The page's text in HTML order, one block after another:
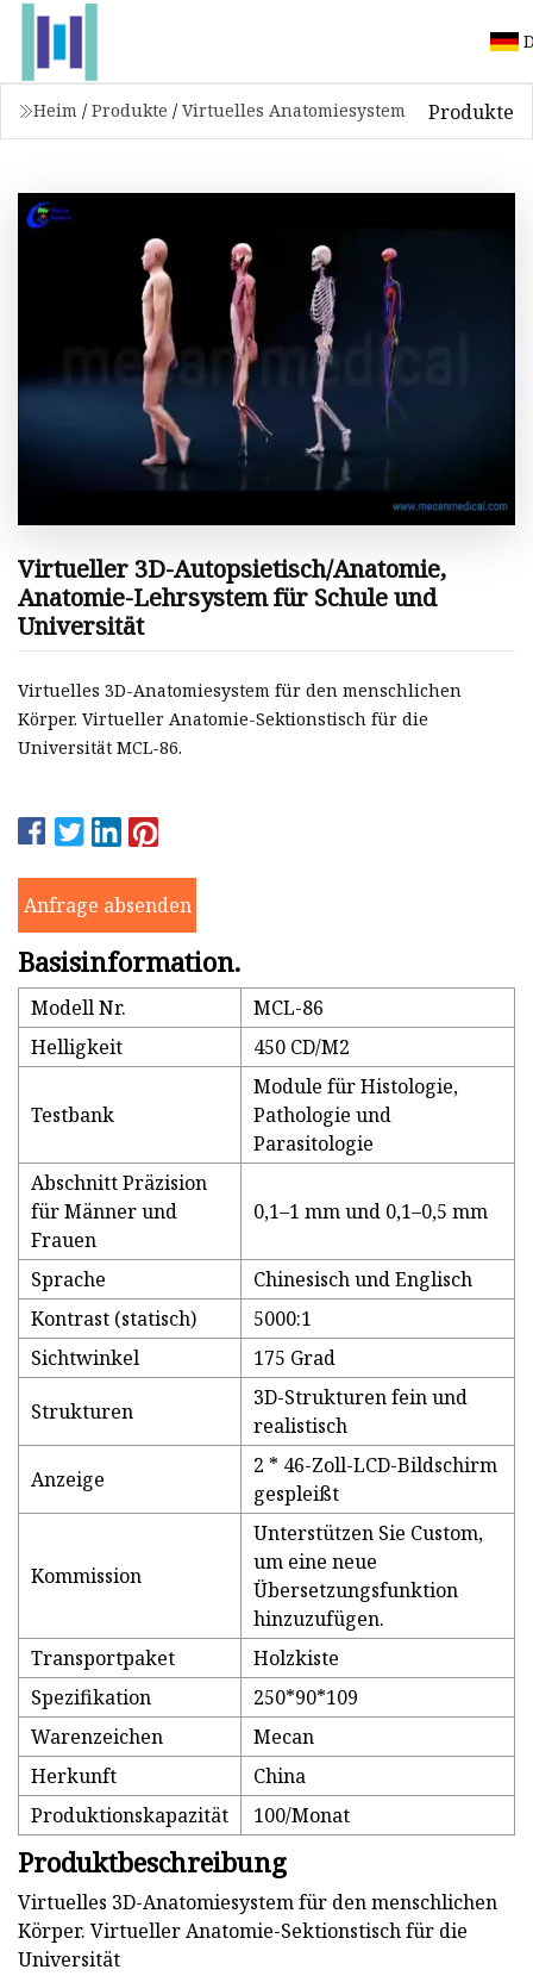
Heim / Produkte / Virtuelles Anatomiesystem Produkte
Virtueller 3D-Autopsietisch/Anatomie,
Anatomie-Lehrsystem für Schule und
Universität
Virtuelles 3D-Anatomiesystem für den menschlichen
Körper. Virtueller Anatomie-Sektionstisch für die
Universität MCL-86.
Anfrage absenden
Basisinformation.
Modell Nr.
MCL-86
Helligkeit
450 CD/M2
Testbank
Module für Histologie,
Pathologie und
Parasitologie
Abschnitt Präzision
für Männer und
Frauen
0,1–1 mm und 0,1–0,5 mm
Sprache
Chinesisch und Englisch
Kontrast (statisch)
5000:1
Sichtwinkel
175 Grad
Strukturen
3D-Strukturen fein und
realistisch
Anzeige
2 * 46-Zoll-LCD-Bildschirm
gespleißt
Kommission
Unterstützen Sie Custom,
um eine neue
Übersetzungsfunktion
hinzuzufügen.
Transportpaket
Holzkiste
Spezifikation
250*90*109
Warenzeichen
Mecan
Herkunft
China
Produktionskapazität
100/Monat
Produktbeschreibung
Virtuelles 3D-Anatomiesystem für den menschlichen
Körper. Virtueller Anatomie-Sektionstisch für die
Universität